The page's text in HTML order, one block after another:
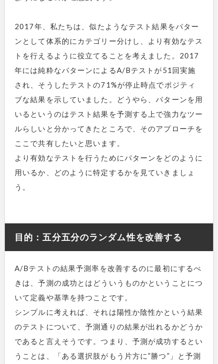
2017年、私たちは、似たようなテスト結果をパター
ンとして体系的にカテゴリー分けし、より有効なテス
トを行えるように役立てることを考えました。2017
年には純粋なパターンによるA/Bテストが51回実施
され、そうしたテストの71%が停止時点でポジティ
ブな結果を示していました。どうやら、パターンを用
いるというのはテスト結果を予測する上で強力なツー
ルらしいと分かってきたところで、そのアプローチを
ここで共有したいと思います。
より有効なテストを行うためにパターンをどのように
用いるか、どのように特定するかを見ていきましょ
う。
目的：五分五分のランダム性を改善する
A/Bテストの結果予測率を改善するのに最初にするべ
きは、予測の成功とはどういうものかということにつ
いて定義や基準を持つことです。
シンプルに考えれば、それは陽性か陰性かという結果
のテストについて、予測通りの結果が出れるかどうか
であると言えそうです。つまり、予測が成功するとい
うことは、「ある選択肢がもう片方に”勝つ”」と予測